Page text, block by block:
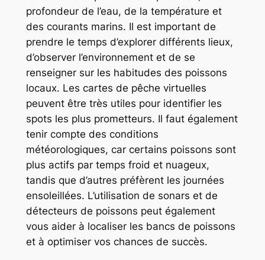
profondeur de l’eau, de la température et
des courants marins. Il est important de
prendre le temps d’explorer différents lieux,
d’observer l’environnement et de se
renseigner sur les habitudes des poissons
locaux. Les cartes de pêche virtuelles
peuvent être très utiles pour identifier les
spots les plus prometteurs. Il faut également
tenir compte des conditions
météorologiques, car certains poissons sont
plus actifs par temps froid et nuageux,
tandis que d’autres préfèrent les journées
ensoleillées. L’utilisation de sonars et de
détecteurs de poissons peut également
vous aider à localiser les bancs de poissons
et à optimiser vos chances de succès.